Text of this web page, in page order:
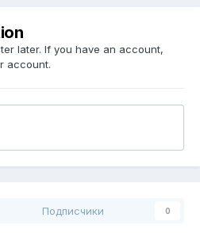
later. If you have an account,
account.
Подписчики 0